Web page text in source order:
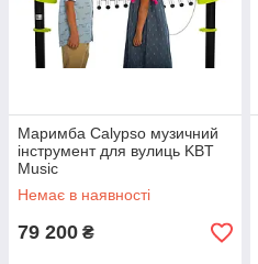
Маримба Calypso музичний
інструмент для вулиць KBT
Music
Немає в наявності
79 200 ₴